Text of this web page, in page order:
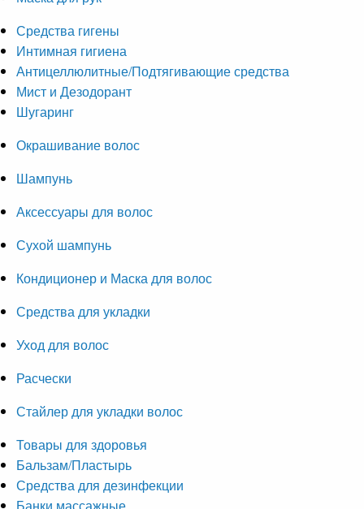
Средства гигены
Интимная гигиена
Антицеллюлитные/Подтягивающие средства
Мист и Дезодорант
Шугаринг
Окрашивание волос
Шампунь
Аксессуары для волос
Сухой шампунь
Кондиционер и Маска для волос
Средства для укладки
Уход для волос
Расчески
Стайлер для укладки волос
Товары для здоровья
Бальзам/Пластырь
Средства для дезинфекции